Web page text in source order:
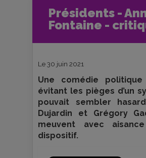
Présidents -
Fontaine -
Accueil
Cinéma
Critiques et fiches films
Présidents - Anne
Le 30 juin 2021
Une comédie politique
évitant les pièges d’un
pouvait sembler
Dujardin et Grégory
meuvent avec
dispositif.